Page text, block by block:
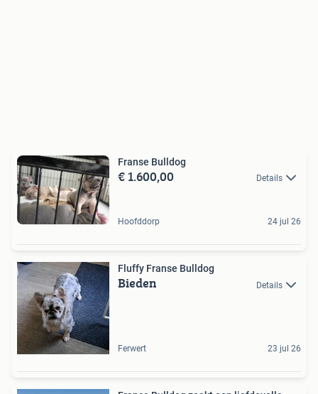
Franse Bulldog
€ 1.600,00 Details
Hoofddorp 24 jul 26
Fluffy Franse Bulldog
Bieden Details
Ferwert 23 jul 26